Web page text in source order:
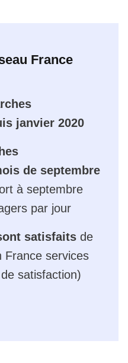
France
janvier 2020
de septembre
à septembre
par jour
satisfaits de
France services
satisfaction)